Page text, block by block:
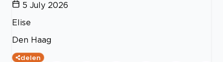
5 July 2026
Elise
Den Haag
delen